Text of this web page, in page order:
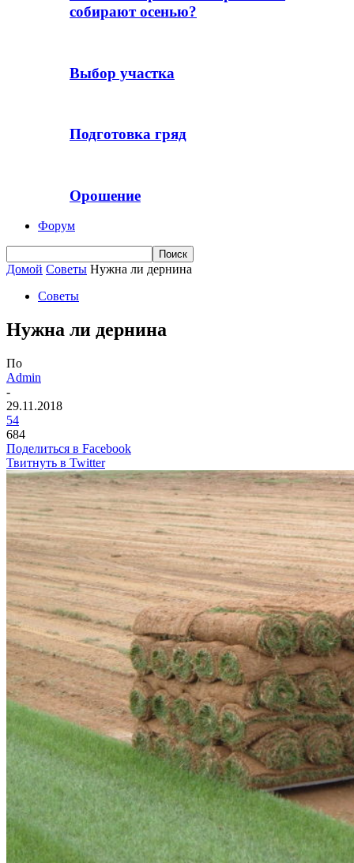
собирают осенью?
Выбор участка
Подготовка гряд
Орошение
Форум
Домой Советы Нужна ли дернина
Советы
Нужна ли дернина
По
Admin
-
29.11.2018
54
684
Поделиться в Facebook
Твитнуть в Twitter